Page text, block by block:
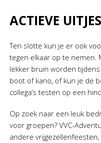
ACTIEVE
Ten slotte kun je er ook
tegen elkaar op te nemen.
lekker bruin worden
boot of kano, of kun je de
collega’s testen op een
Op zoek naar een leuk
voor groepen? VVC-
andere